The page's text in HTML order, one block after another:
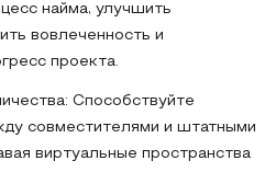
найма, улучшить
вовлеченность и
проекта.
Способствуйте
совместителями и штатными
виртуальные пространства